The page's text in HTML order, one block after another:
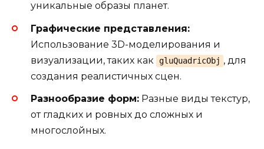
уникальные образы планет.
Графические представления:
Использование 3D-моделирования и
визуализации, таких как
gluQuadricObj , для
создания реалистичных сцен.
Разнообразие форм: Разные виды текстур,
от гладких и ровных до сложных и
многослойных.